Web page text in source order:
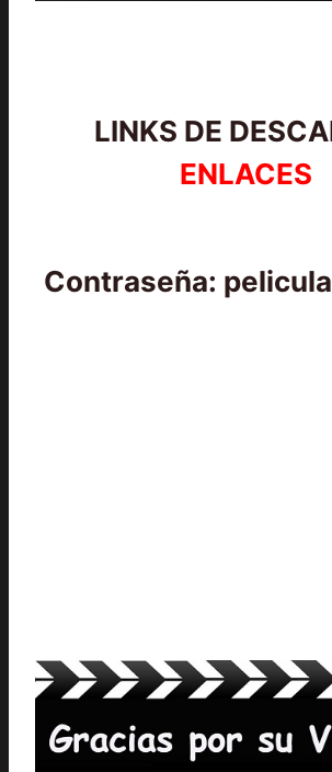
LINKS DE
ENLACES
Contraseña: